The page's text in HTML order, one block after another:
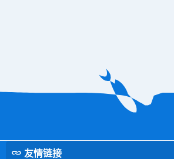
友情链接